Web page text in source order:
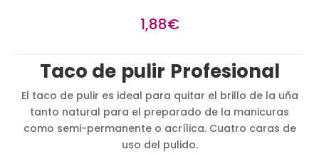
1,88€
Taco de pulir Profesional
El taco de pulir es ideal para quitar el brillo de la uña
tanto natural para el preparado de la manicuras
como semi-permanente o acrílica. Cuatro caras de
uso del pulido.